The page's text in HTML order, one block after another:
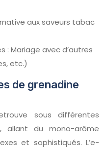
aux saveurs tabac
: Mariage avec d’autres
etc.)
de grenadine
sous différentes
allant du mono-arôme
et sophistiqués. L’e-